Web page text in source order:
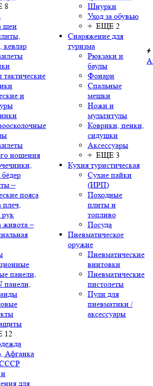
8
шеи
и
ношения
–
пояса
плеч,
рук
живота –
панели,
панели,
12
Афганка
для
Шнурки
Уход за обувью
+ ЕЩЕ 2
Снаряжение для
туризма
Рюкзаки и
баулы
Фонари
Спальные
мешки
Ножи и
мультитулы
Коврики, пенки,
сидушки
Аксессуары
+ ЕЩЕ 3
Кухня туристическая
Сухие пайки
(ИРП)
Походные
плиты и
топливо
Посуда
Пневматическое
оружие
Пневматические
винтовки
Пневматические
пистолеты
Пули для
пневматики /
аксессуары